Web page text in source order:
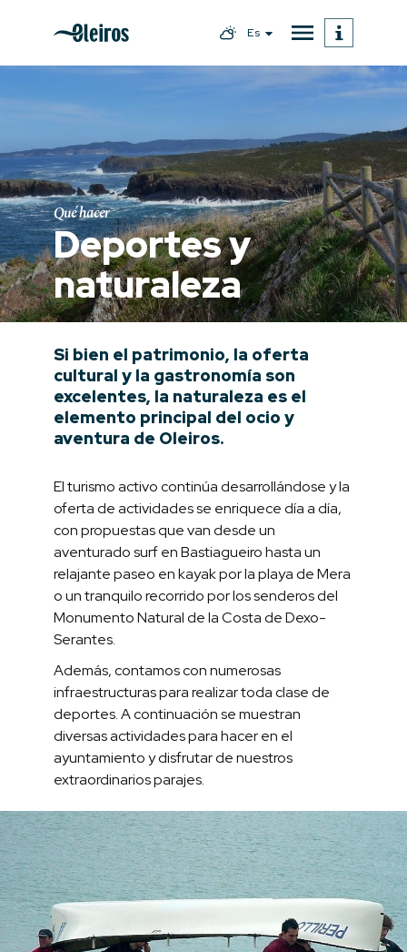
Es
Qué hacer
Deportes y
naturaleza
Si bien el patrimonio, la oferta
cultural y la gastronomía son
excelentes, la naturaleza es el
elemento principal del ocio y
aventura de Oleiros.
El turismo activo continúa desarrollándose y la
oferta de actividades se enriquece día a día,
con propuestas que van desde un
aventurado surf en Bastiagueiro hasta un
relajante paseo en kayak por la playa de Mera
o un tranquilo recorrido por los senderos del
Monumento Natural de la Costa de Dexo-
Serantes.
Además, contamos con numerosas
infraestructuras para realizar toda clase de
deportes. A continuación se muestran
diversas actividades para hacer en el
ayuntamiento y disfrutar de nuestros
extraordinarios parajes.